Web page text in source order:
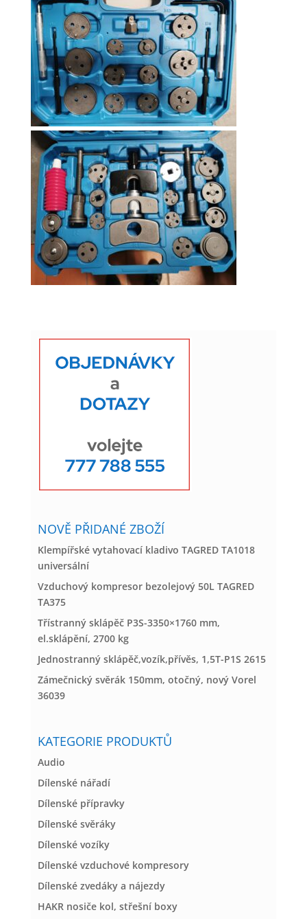
NOVĚ PŘIDANÉ ZBOŽÍ
Klempířské vytahovací kladivo TAGRED TA1018
universální
Vzduchový kompresor bezolejový 50L TAGRED
TA375
Třístranný sklápěč P3S-3350×1760 mm,
el.sklápění, 2700 kg
Jednostranný sklápěč,vozík,přívěs, 1,5T-P1S 2615
Zámečnický svěrák 150mm, otočný, nový Vorel
36039
KATEGORIE PRODUKTŮ
Audio
Dílenské nářadí
Dílenské přípravky
Dílenské svěráky
Dílenské vozíky
Dílenské vzduchové kompresory
Dílenské zvedáky a nájezdy
HAKR nosiče kol, střešní boxy